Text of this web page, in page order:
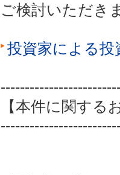
ご検討いただき
投資家による
【本件に関する